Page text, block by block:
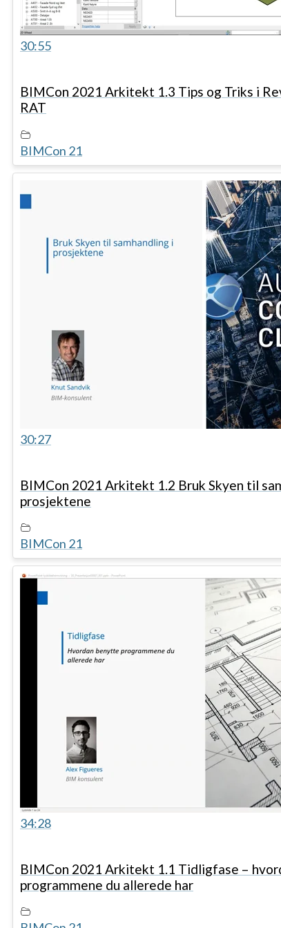
30:55
BIMCon 2021 Arkitekt 1.3 Tips og Triks i
RAT
BIMCon 21
30:27
BIMCon 2021 Arkitekt 1.2 Bruk Skyen til
prosjektene
BIMCon 21
34:28
BIMCon 2021 Arkitekt 1.1 Tidligfase –
programmene du allerede har